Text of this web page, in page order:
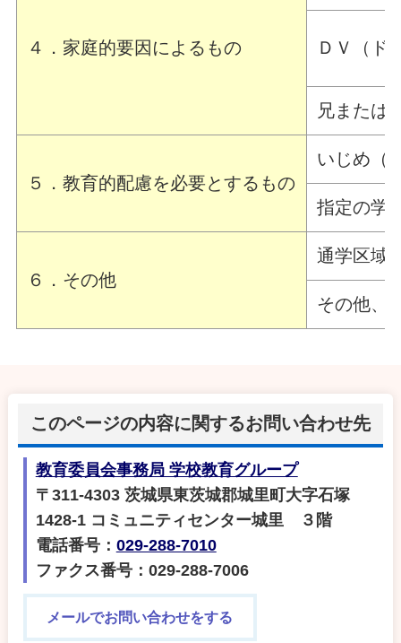
４．家庭的要因によるもの ＤＶ（ド
兄または
５．教育的配慮を必要とするもの
いじめ（
指定の学
６．その他
通学区域
その他、
このページの内容に関するお問い合わせ先
教育委員会事務局 学校教育グループ
〒311-4303 茨城県東茨城郡城里町大字石塚
1428‐1 コミュニティセンター城里 ３階
電話番号： 029-288-7010
ファクス番号：029-288-7006
メールでお問い合わせをする